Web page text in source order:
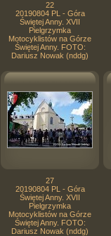
22
20190804 PL - Góra
Świętej Anny. XVII
Pielgrzymka
Motocyklistów na Górze
Świętej Anny. FOTO:
Dariusz Nowak (nddg)
27
20190804 PL - Góra
Świętej Anny. XVII
Pielgrzymka
Motocyklistów na Górze
Świętej Anny. FOTO:
Dariusz Nowak (nddg)